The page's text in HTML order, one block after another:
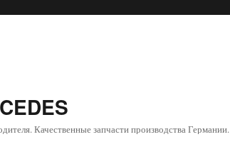
Качественные запчасти производства Германии.